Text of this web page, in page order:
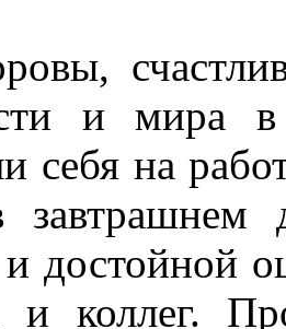
и мира
себя на
завтрашнем
достойной
и коллег.